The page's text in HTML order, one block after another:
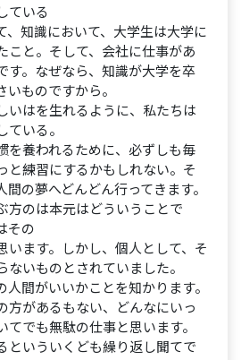
ている
、知識において、大学生は大学に
こと。そして、会社に仕事があ
す。なぜなら、知識が大学を卒
ものですから。
いはを生れるように、私たちは
ている。
を養われるために、必ずしも毎
と練習にするかもしれない。そ
の夢へどんどん行ってきます。
方のは本元はどういうことで
その
います。しかし、個人として、そ
いものとされていました。
間がいいかことを知かります。
方があるもない、どんなにいっ
てでも無駄の仕事と思います。
といういくども繰り返し聞てで